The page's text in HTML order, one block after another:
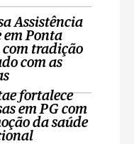
Assistência
em Ponta
com tradição
com as
fortalece
em PG com
da saúde